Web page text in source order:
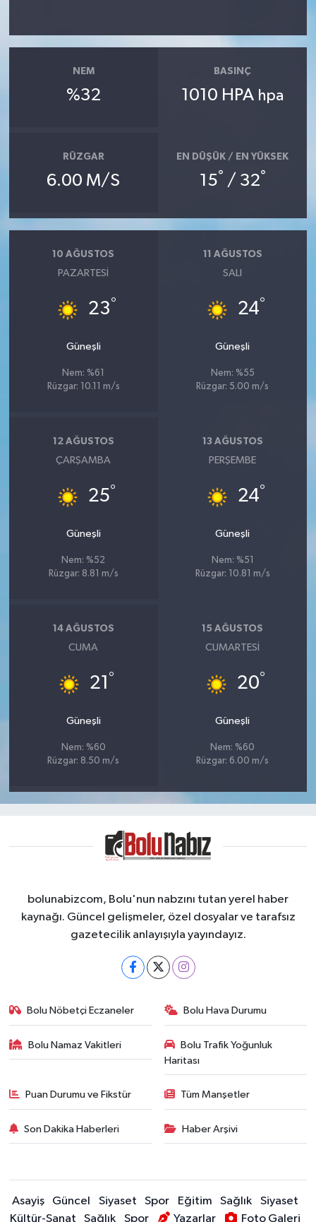
NEM
%32
BASINÇ
1010 HPA hpa
RÜZGAR
6.00 M/S
EN DÜŞÜK / EN YÜKSEK
15° / 32°
10 AĞUSTOS
PAZARTESI
23°
Güneşli
Nem: %61
Rüzgar: 10.11 m/s
11 AĞUSTOS
SALI
24°
Güneşli
Nem: %55
Rüzgar: 5.00 m/s
12 AĞUSTOS
ÇARŞAMBA
25°
Güneşli
Nem: %52
Rüzgar: 8.81 m/s
13 AĞUSTOS
PERŞEMBE
24°
Güneşli
Nem: %51
Rüzgar: 10.81 m/s
14 AĞUSTOS
CUMA
21 °
Güneşli
Nem: %60
Rüzgar: 8.50 m/s
15 AĞUSTOS
CUMARTESI
20°
Güneşli
Nem: %60
Rüzgar: 6.00 m/s
bolunabizcom, Bolu'nun nabzını tutan yerel haber
kaynağı. Güncel gelişmeler, özel dosyalar ve tarafsız
gazetecilik anlayışıyla yayındayız.
Bolu Nöbetçi Eczaneler Bolu Hava Durumu
Bolu Namaz Vakitleri
Bolu Trafik Yoğunluk
Haritası
Puan Durumu ve Fikstür Tüm Manşetler
Son Dakika Haberleri Haber Arşivi
Asayiş Güncel Siyaset Spor Eğitim Sağlık
Siyaset
Kültür-Sanat
Sağlık Spor Yazarlar Foto Galeri